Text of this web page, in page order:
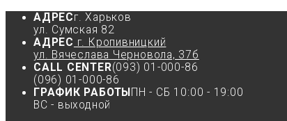
АДРЕСг. Харьков
ул. Сумская 82
АДРЕС г. Кропивницкий
ул. Вячеслава Черновола, 37б
CALL CENTER(093) 01-000-86
(096) 01-000-86
ГРАФИК РАБОТЫ ПН - СБ 10:00 - 19:00
ВС - выходной